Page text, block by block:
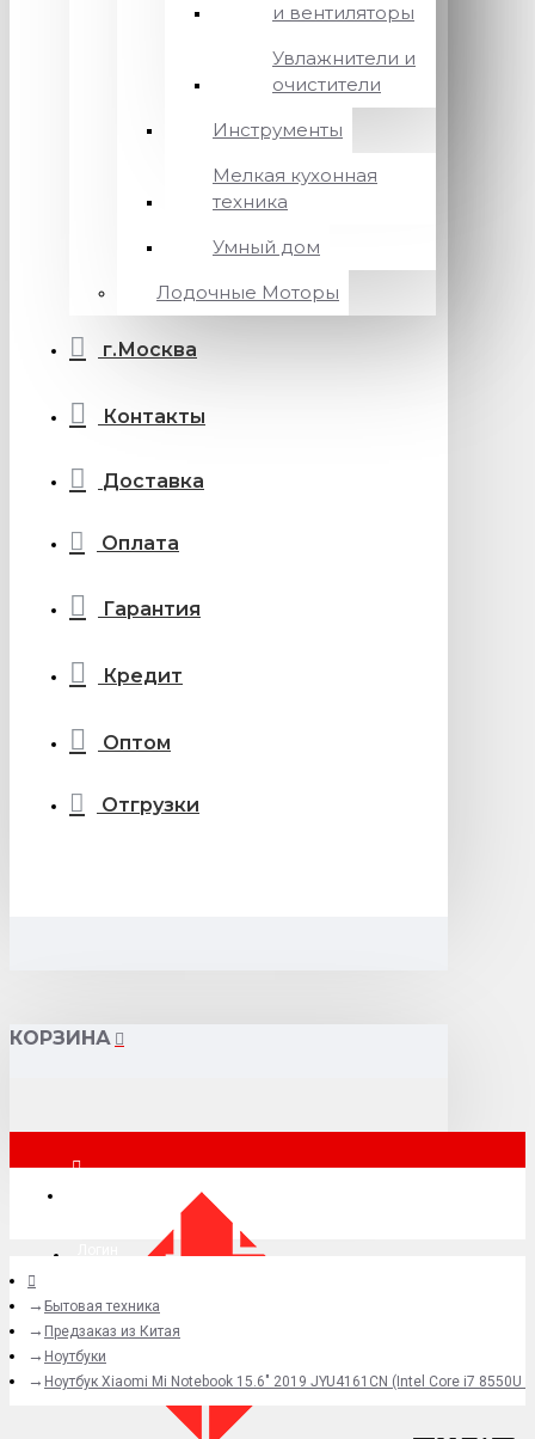
и вентиляторы
Увлажнители и
очистители
Инструменты
Мелкая кухонная
техника
Умный дом
Лодочные Моторы
г.Москва
Контакты
Доставка
Оплата
Гарантия
Кредит
Оптом
Отгрузки
КОРЗИНА
+7 (495) 015-41-41
Бытовая техника
Предзаказ из Китая
Ноутбуки
Ноутбук Xiaomi Mi Notebook 15.6" 2019 JYU4161CN (Intel Core i7